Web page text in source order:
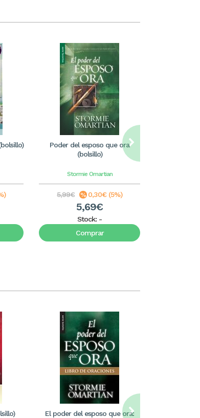
Poder del esposo que ora
(bolsillo)
Stormie Omartian
5,99€ 0,30€ (5%)
5,69€
Stock: -
Comprar
El poder del esposo que ora: